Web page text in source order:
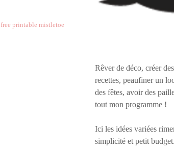
free printable mistletoe
Rêver de déco, créer
recettes, peaufiner un
des fêtes, avoir des
tout mon programme !
Ici les idées variées
simplicité et petit budget.